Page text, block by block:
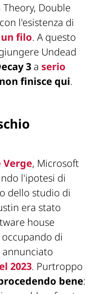
Double
l'esistenza di
filo. A questo
Undead
3 a serio
non finisce qui.
Verge, Microsoft
l'ipotesi di
dello studio di
era stato
house
di
annunciato
2023. Purtroppo
bene: